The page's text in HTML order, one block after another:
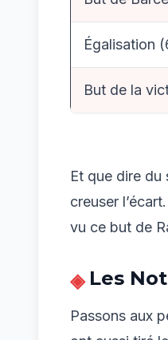
Égalisation
But de la
Et que dire du
creuser
vu ce but de
Les
Passons aux